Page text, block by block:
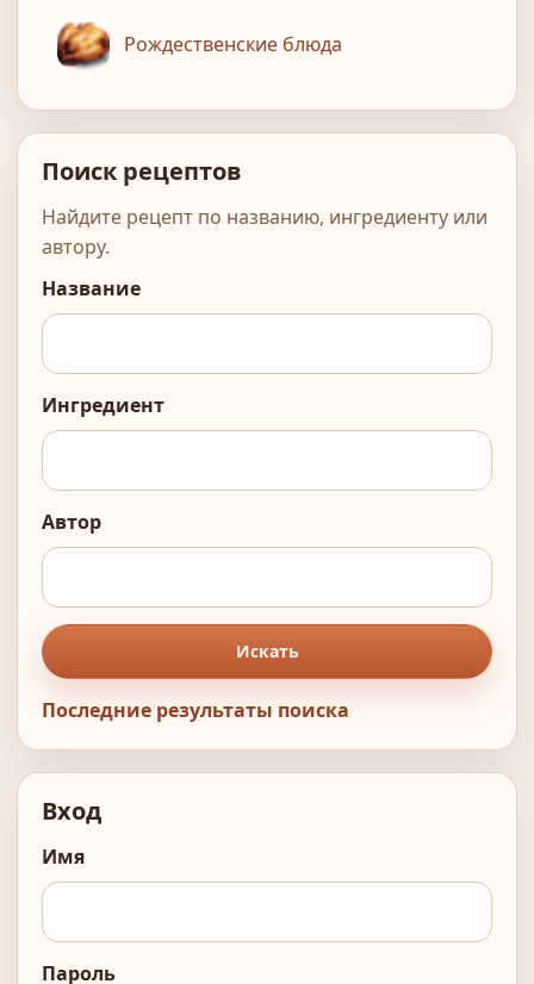
Рождественские блюда
Поиск рецептов
Найдите рецепт по названию, ингредиенту или
автору.
Название
Ингредиент
Автор
Искать
Последние результаты поиска
Вход
Имя
Пароль